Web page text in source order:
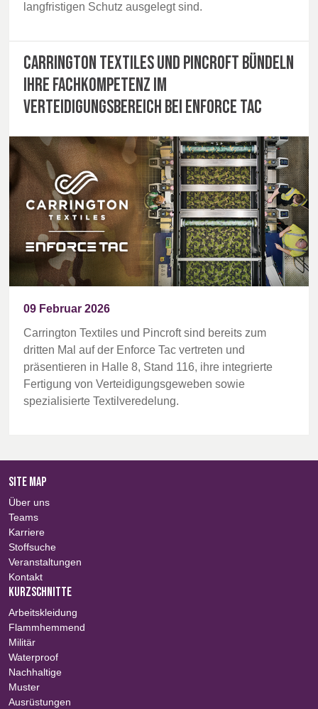
langfristigen Schutz ausgelegt sind.
Carrington Textiles und Pincroft bündeln
ihre Fachkompetenz im
Verteidigungsbereich bei Enforce Tac
09 Februar 2026
Carrington Textiles und Pincroft sind bereits zum
dritten Mal auf der Enforce Tac vertreten und
präsentieren in Halle 8, Stand 116, ihre integrierte
Fertigung von Verteidigungsgeweben sowie
spezialisierte Textilveredelung.
SITE MAP
Über uns
Teams
Karriere
Stoffsuche
Veranstaltungen
Kontakt
KURZSCHNITTE
Arbeitskleidung
Flammhemmend
Militär
Waterproof
Nachhaltige
Muster
Ausrüstungen